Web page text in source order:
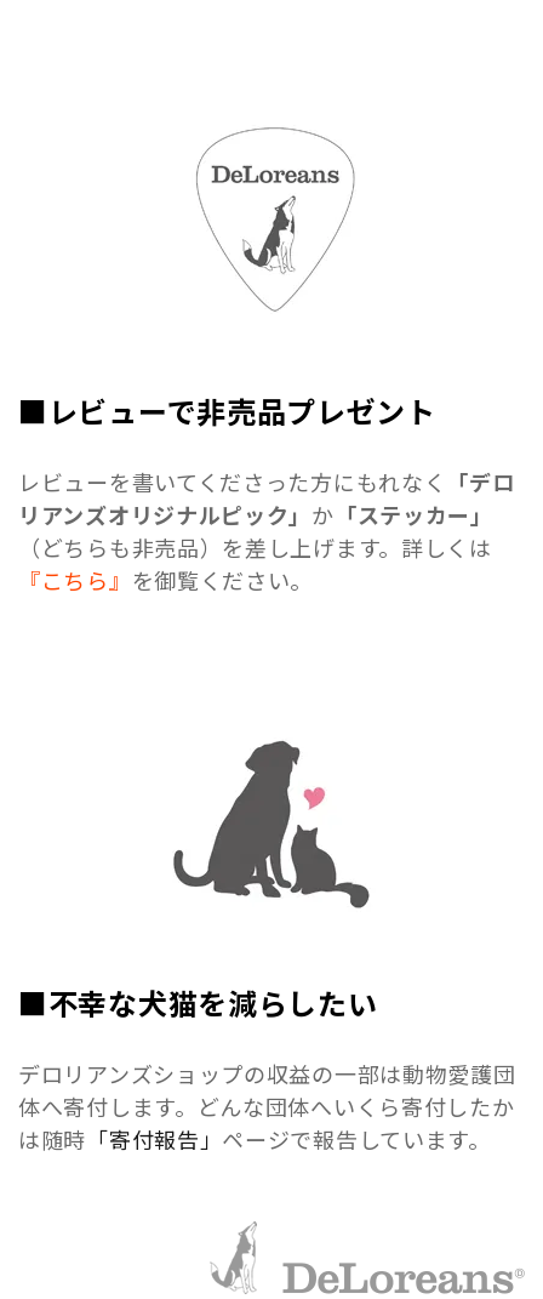
■レビューで非売品プレゼント
レビューを書いてくださった方にもれなく
「デロ
リアンズオリジナルピック」 か 「ステッカー」
（どちらも非売品）を差し上げます。詳しくは
『こちら』 を御覧ください。
■不幸な犬猫を減らしたい
デロリアンズショップの収益の一部は動物愛護団
体へ寄付します。どんな団体へいくら寄付したか
は随時 「寄付報告」 ページで報告しています。